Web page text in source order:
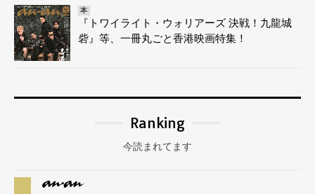
本
『トワイライト・ウォリアーズ 決戦！九龍城
砦』等、一冊丸ごと香港映画特集！
Ranking
今読まれてます